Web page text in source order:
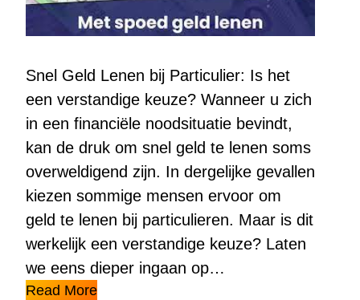
Snel Geld Lenen bij Particulier: Is het
een verstandige keuze? Wanneer u zich
in een financiële noodsituatie bevindt,
kan de druk om snel geld te lenen soms
overweldigend zijn. In dergelijke gevallen
kiezen sommige mensen ervoor om
geld te lenen bij particulieren. Maar is dit
werkelijk een verstandige keuze? Laten
we eens dieper ingaan op…
Read More